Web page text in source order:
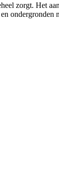
zorgt. Het